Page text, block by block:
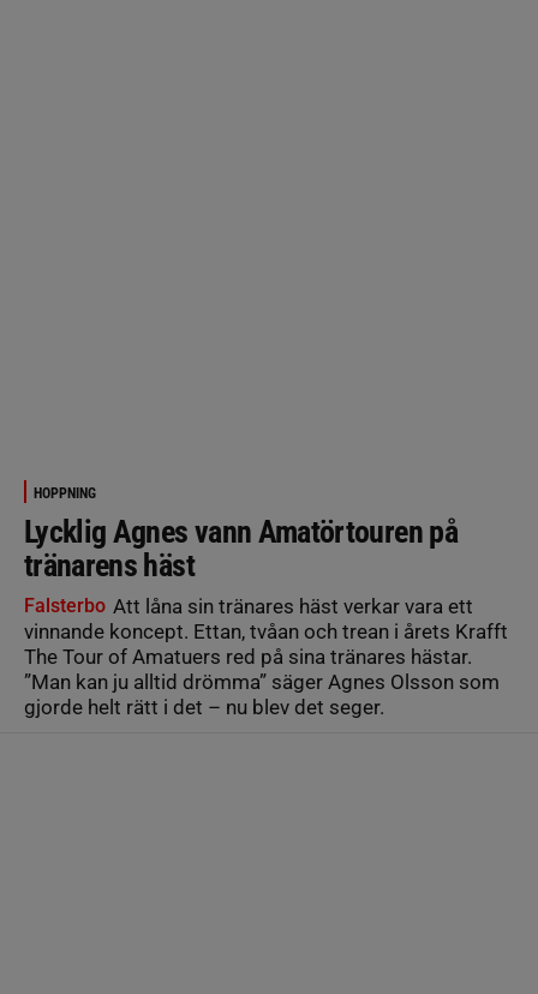
HOPPNING
Lycklig Agnes vann Amatörtouren på
tränarens häst
Falsterbo Att låna sin tränares häst verkar vara ett
vinnande koncept. Ettan, tvåan och trean i årets Krafft
The Tour of Amatuers red på sina tränares hästar.
”Man kan ju alltid drömma” säger Agnes Olsson som
gjorde helt rätt i det – nu blev det seger.